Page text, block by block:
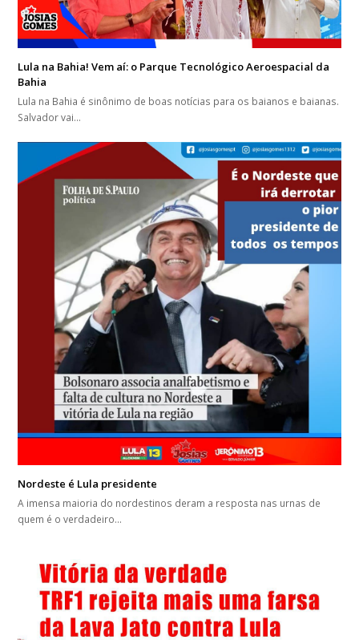
Lula na Bahia! Vem aí: o Parque Tecnológico Aeroespacial da
Bahia
Lula na Bahia é sinônimo de boas notícias para os baianos e baianas.
Salvador vai…
Nordeste é Lula presidente
A imensa maioria do nordestinos deram a resposta nas urnas de
quem é o verdadeiro…